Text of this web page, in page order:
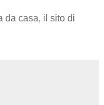
da casa, il sito di